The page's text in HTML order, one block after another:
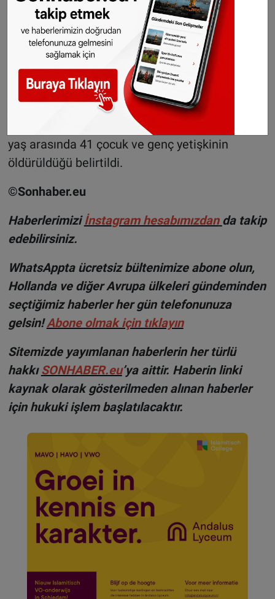
tarafından öldürüldü
2018 ile 2022 yılları arasında yetişkinlerin yanı
sıra çocuk mağdurlar da vardı. Bu yıllar
arasında 10 yaşından küçük 15 kız ve 17 erkek
çocuğu cinayete kurban gitti. Bu çocukların
neredeyse hepsi (%88) anne veya babaları
tarafından öldürüldü. Aynı dönemde 10 ila 20
yaş arasında 41 çocuk ve genç yetişkinin
öldürüldüğü belirtildi.
©Sonhaber.eu
Haberlerimizi İnstagram hesabımızdan da takip
edebilirsiniz.
WhatsAppta ücretsiz bültenimize abone olun,
Hollanda ve diğer Avrupa ülkeleri gündeminden
seçtiğimiz haberler her gün telefonunuza
gelsin!Abone olmak için tıklayın
Sitemizde yayımlanan haberlerin her türlü
hakkıSONHABER.eu’ya aittir. Haberin linki
kaynak olarak gösterilmeden alınan haberler
için hukuki işlem başlatılacaktır.